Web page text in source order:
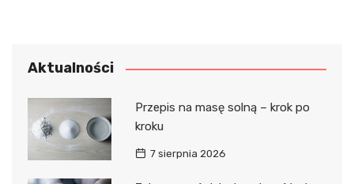
Aktualności
Przepis na masę solną – krok po
kroku
7 sierpnia 2026